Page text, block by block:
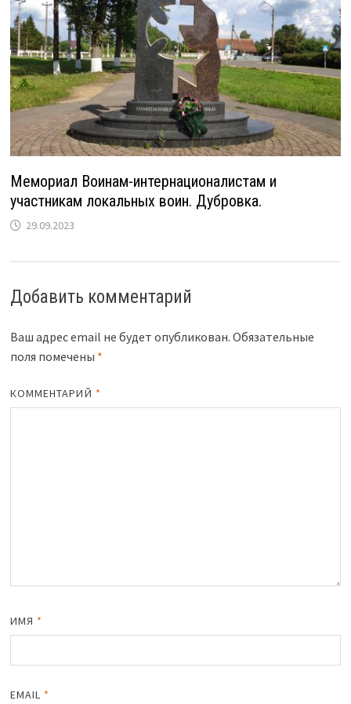
Мемориал Воинам-интернационалистам и
участникам локальных воин. Дубровка.
29.09.2023
Добавить комментарий
Ваш адрес email не будет опубликован. Обязательные
поля помечены *
КОММЕНТАРИЙ *
ИМЯ *
EMAIL *